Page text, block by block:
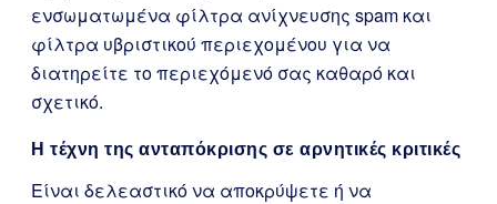
ενσωματωμένα φίλτρα ανίχνευσης spam και
φίλτρα υβριστικού περιεχομένου για να
διατηρείτε το περιεχόμενό σας καθαρό και
σχετικό.
Η τέχνη της ανταπόκρισης σε αρνητικές κριτικές
Είναι δελεαστικό να αποκρύψετε ή να